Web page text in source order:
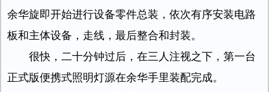
余华旋即开始进行设备零件总装，依次有序安装电路
板和主体设备，走线，最后整合和封装。
很快，二十分钟过后，在三人注视之下，第一台
正式版便携式照明灯源在余华手里装配完成。